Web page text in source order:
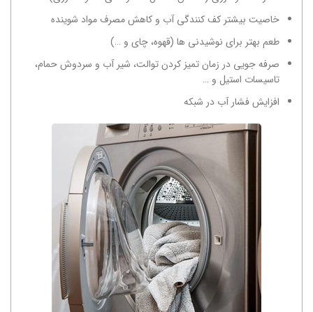
خاصیت بیشتر کف کنندگی آب و کاهش مصرف مواد شوینده
طعم بهتر برای نوشیدنی ها (قهوه، چای و …)
صرفه جویی در زمان‌ تمیز کردن توالت، شیر آب و سردوش حمام،
تاسیسات استیل و …
افزایش فشار آب در شبکه